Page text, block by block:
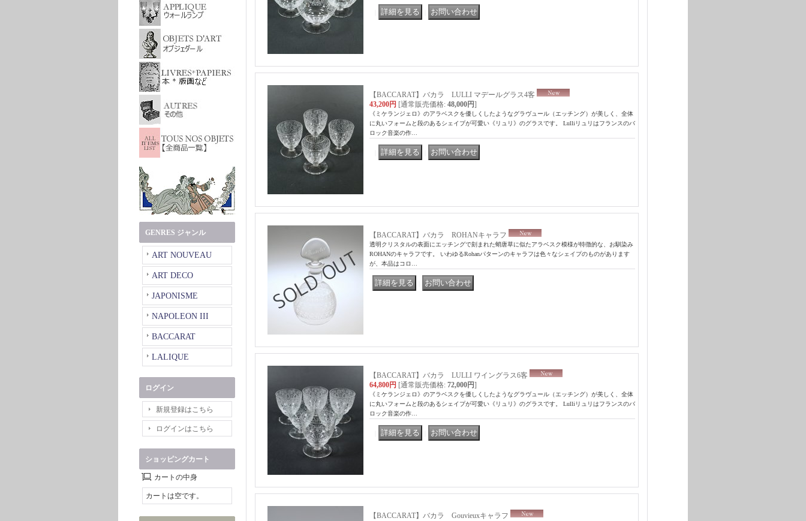
GENRES ジャンル
ART NOUVEAU
ART DECO
JAPONISME
NAPOLEON III
BACCARAT
LALIQUE
ログイン
新規登録はこちら
ログインはこちら
ショッピングカート
カートの中身
カートは空です。
【BACCARAT】バカラ LULLI マデールグラス4客
43,200円 [通常販売価格: 48,000円]
《ミケランジェロ》のアラベスクを優しくしたようなグラヴュール（エッチング）が美しく、全体
に丸いフォームと段のあるシェイプが可愛い《リュリ》のグラスです。 Lulliリュリはフランスのバ
ロック音楽の作…
【BACCARAT】バカラ ROHANキャラフ
透明クリスタルの表面にエッチングで刻まれた蛸唐草に似たアラベスク模様が特徴的な、お馴染み
ROHANのキャラフです。 いわゆるRohanパターンのキャラフは色々なシェイプのものがあります
が、本品はコロ…
【BACCARAT】バカラ LULLI ワイングラス6客
64,800円 [通常販売価格: 72,000円]
《ミケランジェロ》のアラベスクを優しくしたようなグラヴュール（エッチング）が美しく、全体
に丸いフォームと段のあるシェイプが可愛い《リュリ》のグラスです。 Lulliリュリはフランスのバ
ロック音楽の作…
【BACCARAT】バカラ Gouvieuxキャラフ